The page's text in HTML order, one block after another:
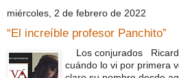
miércoles, 2 de febrero de 2022
“El increíble profesor Panchito”
Los conjurados
cuándo lo vi por primera